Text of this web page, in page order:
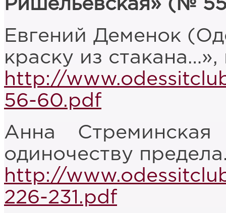
Ришельевская» (№
Евгений Деменок
краску из стакана…»,
http://
56-60.pdf
Анна
одиночеству
http://
226-231.pdf